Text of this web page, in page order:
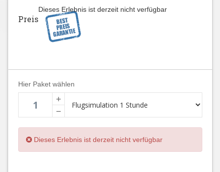
Dieses Erlebnis ist derzeit nicht verfügbar
Preis
Hier Paket wählen
+
−
Dieses Erlebnis ist derzeit nicht verfügbar